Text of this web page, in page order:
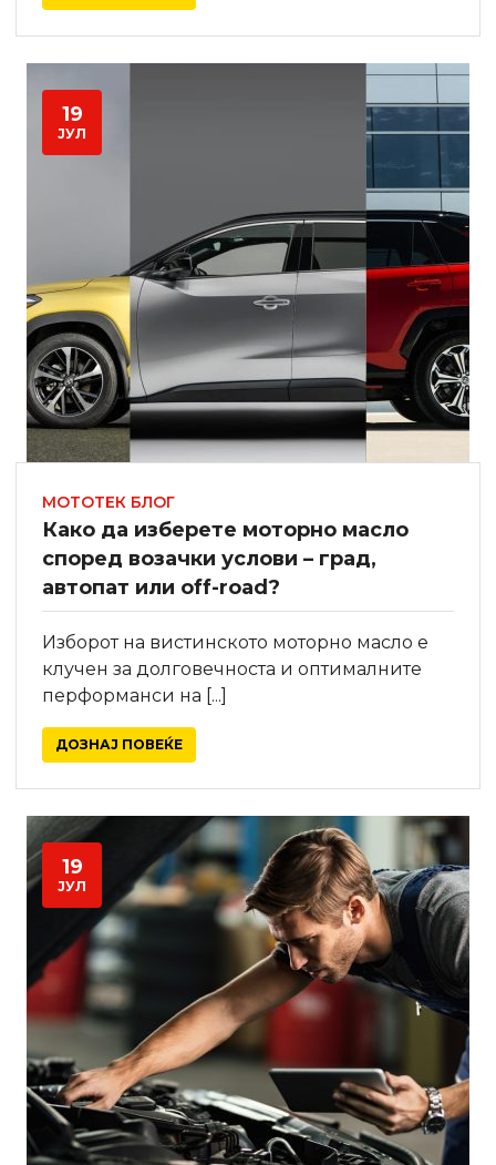
19
ЈУЛ
МОТОТЕК БЛОГ
Како да изберете моторно масло
според возачки услови – град,
автопат или off-road?
Изборот на вистинското моторно масло е
клучен за долговечноста и оптималните
перформанси на [...]
ДОЗНАЈ ПОВЕЌЕ
19
ЈУЛ